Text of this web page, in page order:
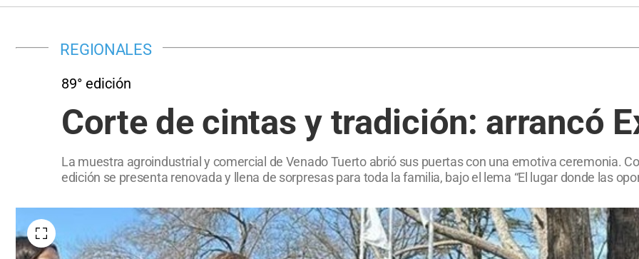
REGIONALES
89° edición
Corte de cintas y tradición: arrancó
La muestra agroindustrial y comercial de Venado Tuerto abrió sus puertas con una emotiva ceremonia.
edición se presenta renovada y llena de sorpresas para toda la familia, bajo el lema “El lugar donde las